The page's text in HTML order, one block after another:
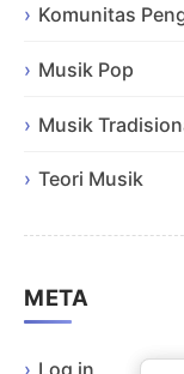
Komunitas
Musik Pop
Musik
Teori Musik
META